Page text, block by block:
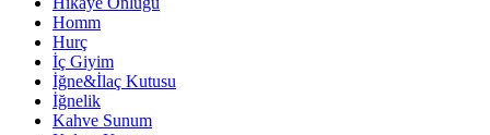
Homm
Hurç
İç Giyim
İğne&İlaç Kutusu
İğnelik
Kahve Sunum